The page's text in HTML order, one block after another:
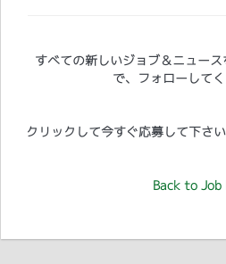
すべての新しいジョブ＆ニュー
で、フォローしてく
クリックして今すぐ応募して下さい
Back to